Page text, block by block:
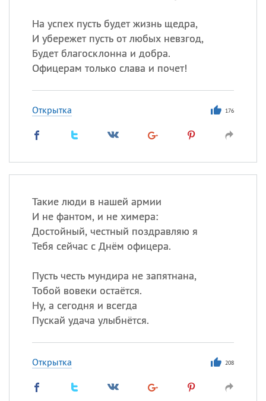
На успех пусть будет жизнь щедра,
И убережет пусть от любых невзгод,
Будет благосклонна и добра.
Офицерам только слава и почет!
Открытка 176
Такие люди в нашей армии
И не фантом, и не химера:
Достойный, честный поздравляю я
Тебя сейчас с Днём офицера.
Пусть честь мундира не запятнана,
Тобой вовеки остаётся.
Ну, а сегодня и всегда
Пускай удача улыбнётся.
Открытка 208